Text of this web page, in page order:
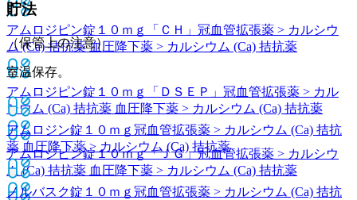
アムロジピン錠１０ｍｇ「ＣＨ」 冠血管拡張薬 > カルシウ
ム (Ca) 拮抗薬 血圧降下薬 > カルシウム (Ca) 拮抗薬
アムロジピン錠１０ｍｇ「ＤＳＥＰ」 冠血管拡張薬 > カル
シウム (Ca) 拮抗薬 血圧降下薬 > カルシウム (Ca) 拮抗薬
アムロジピン錠１０ｍｇ「ＪＧ」冠血管拡張薬 > カルシウ
ム (Ca) 拮抗薬 血圧降下薬 > カルシウム (Ca) 拮抗薬
貯法
（保管上の注意）
室温保存。
アムロジン錠１０ｍｇ 冠血管拡張薬 > カルシウム (Ca) 拮抗
薬 血圧降下薬 > カルシウム (Ca) 拮抗薬
ノルバスク錠１０ｍｇ 冠血管拡張薬 > カルシウム (Ca) 拮抗